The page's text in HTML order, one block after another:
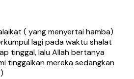
( yang menyertai hamba)
lagi pada waktu shalat
tinggal, lalu Allah bertanya
tinggalkan mereka sedangkan